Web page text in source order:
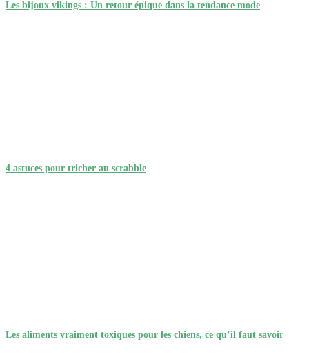
Les bijoux vikings : Un retour épique dans la tendance mode
4 astuces pour tricher au scrabble
Les aliments vraiment toxiques pour les chiens, ce qu’il faut savoir